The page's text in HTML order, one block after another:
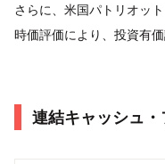
さらに、米国パトリオッ
時価評価により、投資有
連結キャッシュ・